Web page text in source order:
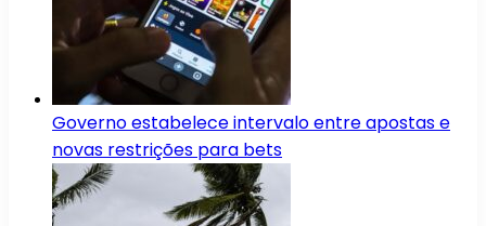
Governo estabelece intervalo entre apostas e
novas restrições para bets